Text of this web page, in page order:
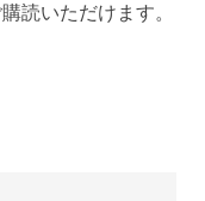
読いただけます。